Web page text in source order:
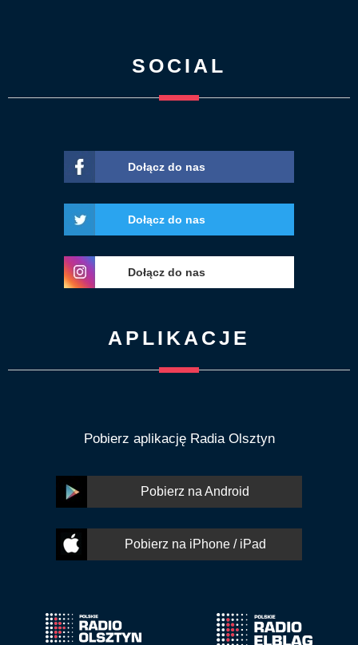
SOCIAL
Dołącz do nas
Dołącz do nas
Dołącz do nas
APLIKACJE
Pobierz aplikację Radia Olsztyn
Pobierz na Android
Pobierz na iPhone / iPad